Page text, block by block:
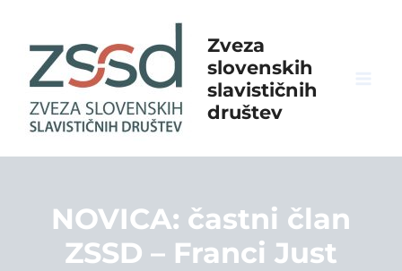
content
Zveza
slovenskih
slavističnih
društev
NOVICA: častni član
ZSSD – Franci Just